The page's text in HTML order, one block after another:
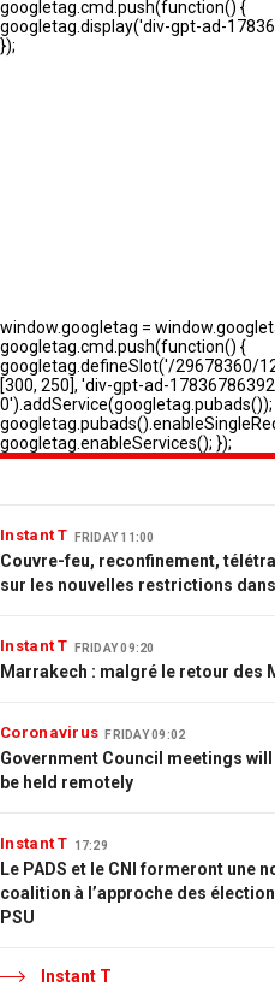
Instant T FRIDAY 11:00
Couvre-feu, reconfinement,
sur les nouvelles restrictions
Instant T FRIDAY 09:20
Marrakech : malgré le retour des
Coronavirus FRIDAY 09:02
Government Council meetings
be held remotely
Instant T 17:29
Le PADS et le CNI formeront une
coalition à l’approche des
PSU
Instant T